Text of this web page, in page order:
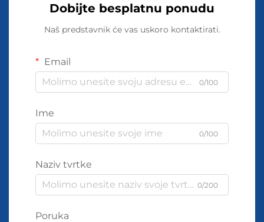
Dobijte besplatnu ponudu
Naš predstavnik će vas uskoro kontaktirati.
Email
0/100
Ime
0/100
Naziv tvrtke
0/200
Poruka